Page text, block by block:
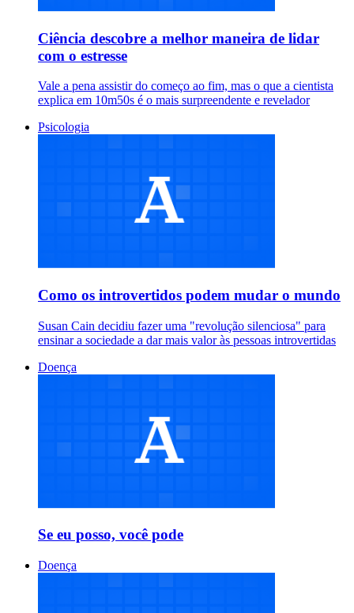
Ciência descobre a melhor maneira de lidar
com o estresse
Vale a pena assistir do começo ao fim, mas o que a cientista
explica em 10m50s é o mais surpreendente e revelador
Psicologia
Como os introvertidos podem mudar o mundo
Susan Cain decidiu fazer uma "revolução silenciosa" para
ensinar a sociedade a dar mais valor às pessoas introvertidas
Doença
Se eu posso, você pode
Doença